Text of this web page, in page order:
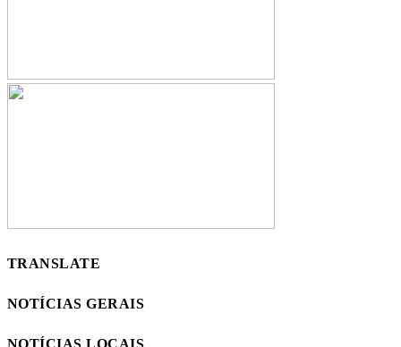
TRANSLATE
NOTÍCIAS GERAIS
NOTÍCIAS LOCAIS